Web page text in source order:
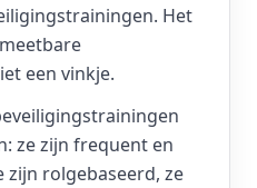
Het
een vinkje.
ze zijn frequent en
rolgebaseerd, ze